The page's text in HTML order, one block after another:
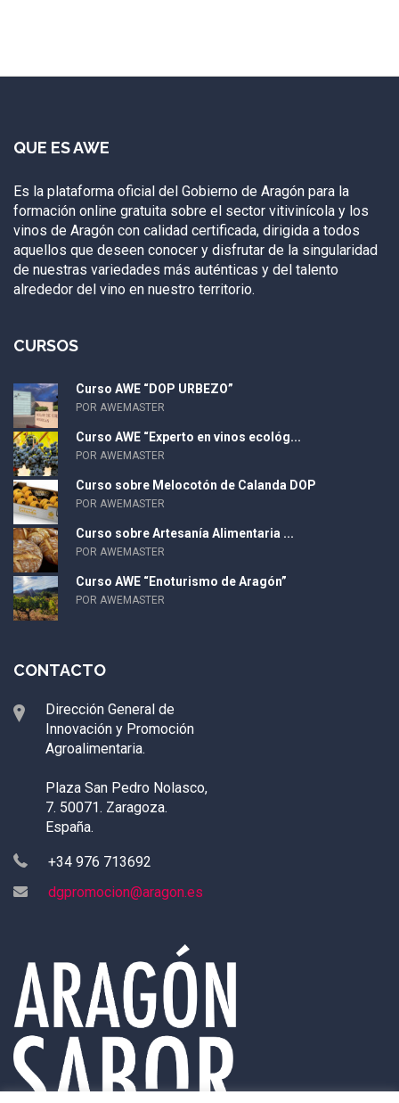
QUE ES AWE
Es la plataforma oficial del Gobierno de Aragón para la
formación online gratuita sobre el sector vitivinícola y los
vinos de Aragón con calidad certificada, dirigida a todos
aquellos que deseen conocer y disfrutar de la singularidad
de nuestras variedades más auténticas y del talento
alrededor del vino en nuestro territorio.
CURSOS
Curso AWE “DOP URBEZO”
POR AWEMASTER
Curso AWE “Experto en vinos ecológ...
POR AWEMASTER
Curso sobre Melocotón de Calanda DOP
POR AWEMASTER
Curso sobre Artesanía Alimentaria ...
POR AWEMASTER
Curso AWE “Enoturismo de Aragón”
POR AWEMASTER
CONTACTO
Dirección General de
Innovación y Promoción
Agroalimentaria.
Plaza San Pedro Nolasco,
7. 50071. Zaragoza.
España.
+34 976 713692
dgpromocion@aragon.es